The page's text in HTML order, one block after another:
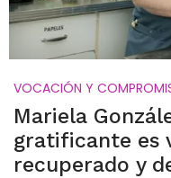
VOCACIÓN Y
Mariela
gratificante es
recuperado y